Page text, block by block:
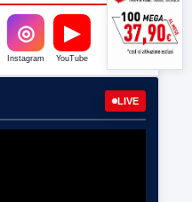
◎
Instagram
▶
YouTube
LIVE